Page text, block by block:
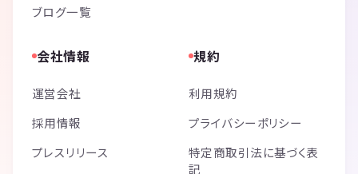
ブログ一覧
会社情報
運営会社
採用情報
プレスリリース
規約
利用規約
プライバシーポリシー
特定商取引法に基づく表
記